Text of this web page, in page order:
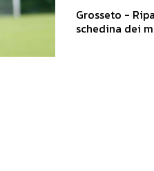
Grosseto -
schedina dei